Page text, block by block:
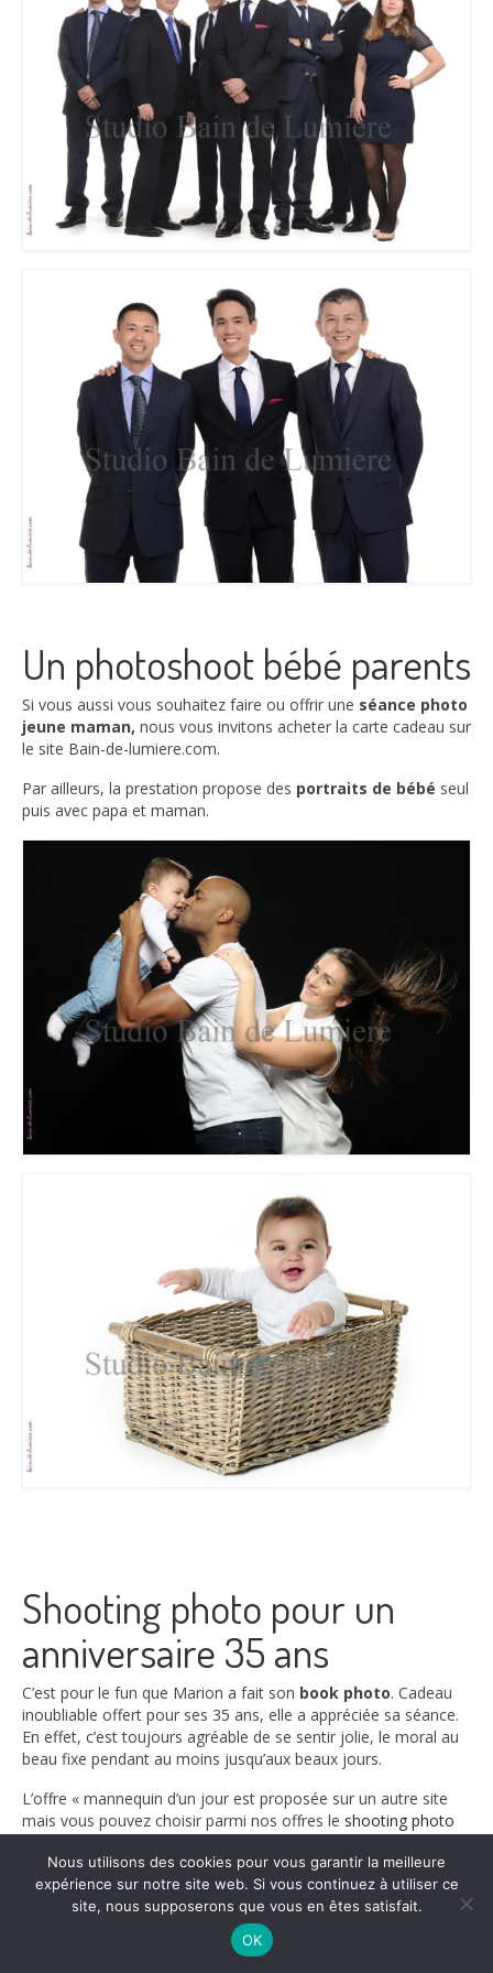
Un photoshoot bébé parents
Si vous aussi vous souhaitez faire ou offrir une séance photo
jeune maman, nous vous invitons acheter la carte cadeau sur
le site Bain-de-lumiere.com.
Par ailleurs, la prestation propose des portraits de bébé seul
puis avec papa et maman.
Shooting photo pour un
anniversaire 35 ans
C’est pour le fun que Marion a fait son book photo. Cadeau
inoubliable offert pour ses 35 ans, elle a appréciée sa séance.
En effet, c’est toujours agréable de se sentir jolie, le moral au
beau fixe pendant au moins jusqu’aux beaux jours.
L’offre « mannequin d’un jour est proposée sur un autre site
mais vous pouvez choisir parmi nos offres le shooting photo
souvenir soit impérissable.
Nous utilisons des cookies pour vous garantir la meilleure
expérience sur notre site web. Si vous continuez à utiliser ce
site, nous supposerons que vous en êtes satisfait.
OK